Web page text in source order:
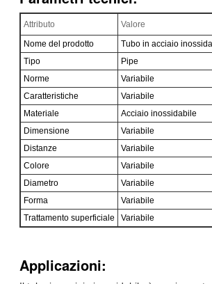
Attributo
Valore
Nome del prodotto
Tubo in acciaio
Tipo
Pipe
Norme
Variabile
Caratteristiche
Variabile
Materiale
Acciaio inossidabile
Dimensione
Variabile
Distanze
Variabile
Colore
Variabile
Diametro
Variabile
Forma
Variabile
Trattamento superficiale
Variabile
Applicazioni: